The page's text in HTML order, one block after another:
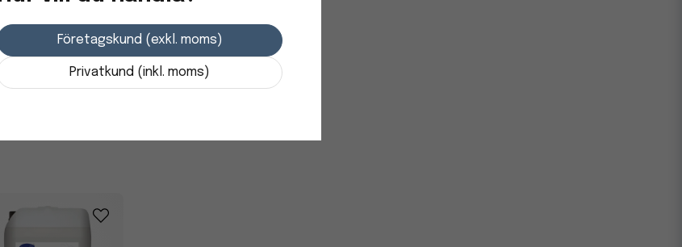
- +
Utseende: Blå vätska
Företagskund (exkl. moms)
Privatkund (inkl. moms)